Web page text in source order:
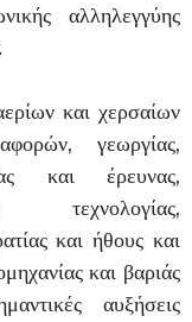
αλληλεγγύης
και χερσαίων
γεωργίας,
και έρευνας,
τεχνολογίας,
και ήθους και
και βαριάς
αυξήσεις